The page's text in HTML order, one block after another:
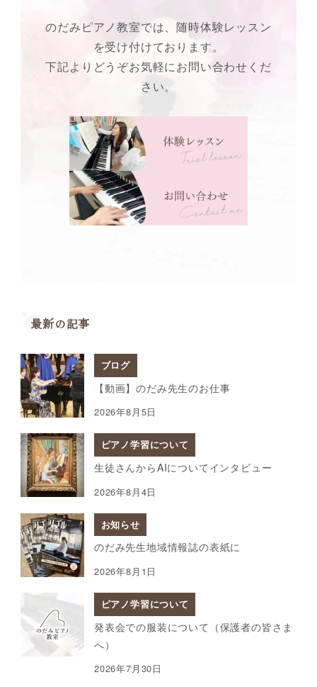
のだみピアノ教室では、随時体験レッスン
を受け付けております。
下記よりどうぞお気軽にお問い合わせくだ
さい。
最新の記事
ブログ
【動画】のだみ先生のお仕事
2026年8月5日
ピアノ学習について
生徒さんからAIについてインタビュー
2026年8月4日
お知らせ
のだみ先生地域情報誌の表紙に
2026年8月1日
ピアノ学習について
発表会での服装について（保護者の皆さま
へ）
2026年7月30日